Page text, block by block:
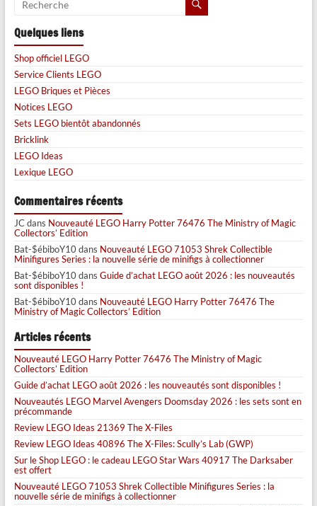
Quelques liens
Shop officiel LEGO
Service Clients LEGO
LEGO Briques et Pièces
Notices LEGO
Sets LEGO bientôt abandonnés
Bricklink
LEGO Ideas
Lexique LEGO
Commentaires récents
JCdans Nouveauté LEGO Harry Potter 76476 The Ministry of Magic
Collectors’ Edition
Bat-$ébiboY10dans Nouveauté LEGO 71053 Shrek Collectible
Minifigures Series : la nouvelle série de minifigs à collectionner
Bat-$ébiboY10dans Guide d’achat LEGO août 2026 : les nouveautés
sont disponibles !
Bat-$ébiboY10dans Nouveauté LEGO Harry Potter 76476 The
Ministry of Magic Collectors’ Edition
Articles récents
Nouveauté LEGO Harry Potter 76476 The Ministry of Magic
Collectors’ Edition
Guide d’achat LEGO août 2026 : les nouveautés sont disponibles !
Nouveautés LEGO Marvel Avengers Doomsday 2026 : les sets sont en
précommande
Review LEGO Ideas 21369 The X-Files
Review LEGO Ideas 40896 The X-Files: Scully’s Lab (GWP)
Sur le Shop LEGO : le cadeau LEGO Star Wars 40917 The Darksaber
est offert
Nouveauté LEGO 71053 Shrek Collectible Minifigures Series : la
nouvelle série de minifigs à collectionner